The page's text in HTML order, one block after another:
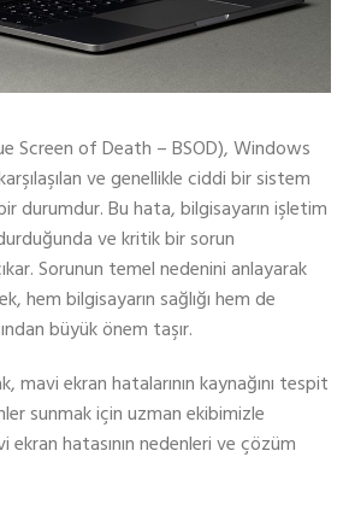
Screen of Death – BSOD), Windows
ve genellikle ciddi bir sistem
durumdur. Bu hata, bilgisayarın işletim
ve kritik bir sorun
Sorunun temel nedenini anlayarak
hem bilgisayarın sağlığı hem de
büyük önem taşır.
mavi ekran hatalarının kaynağını tespit
sunmak için uzman ekibimizle
ekran hatasının nedenleri ve çözüm